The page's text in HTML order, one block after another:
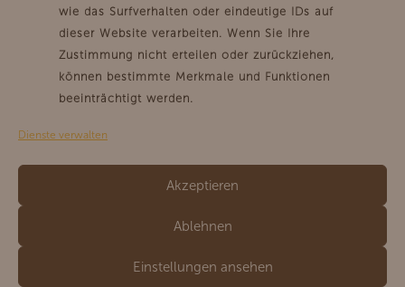
wie das Surfverhalten oder eindeutige IDs auf
dieser Website verarbeiten. Wenn Sie Ihre
Zustimmung nicht erteilen oder zurückziehen,
können bestimmte Merkmale und Funktionen
beeinträchtigt werden.
Dienste verwalten
Akzeptieren
Ablehnen
Einstellungen ansehen
© 2026 Arum – Kaffee mit Profil
KONTAKT